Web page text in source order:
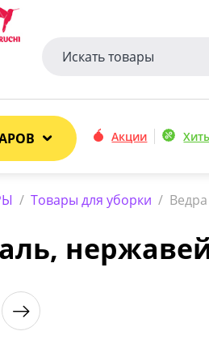
Акции
/ Товары для уборки /